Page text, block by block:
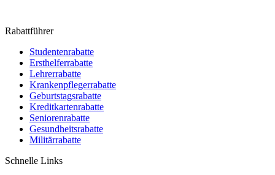
Rabattführer
Studentenrabatte
Ersthelferrabatte
Lehrerrabatte
Krankenpflegerrabatte
Geburtstagsrabatte
Kreditkartenrabatte
Seniorenrabatte
Gesundheitsrabatte
Militärrabatte
Schnelle Links